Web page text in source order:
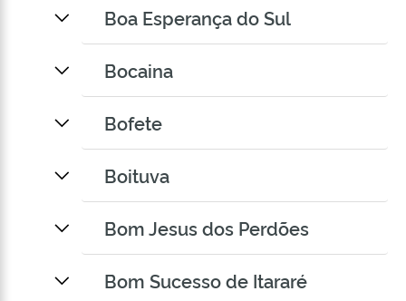
Boa Esperança do Sul
Bocaina
Bofete
Boituva
Bom Jesus dos Perdões
Bom Sucesso de Itararé